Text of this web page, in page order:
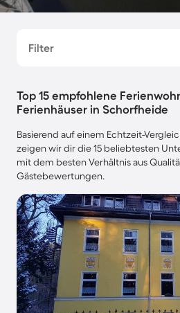
Filter
Top 15 empfohlene
Ferienhäuser in Schorfheide
Basierend auf einem Echtzeit-
zeigen wir dir die 15 beliebtesten
mit dem besten Verhältnis aus
Gästebewertungen.